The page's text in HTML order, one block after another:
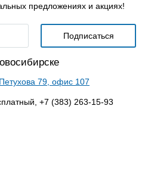
предложениях и акциях!
79, офис 107
+7 (383) 263-15-93